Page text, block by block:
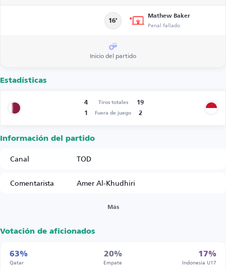
16’
Mathew Baker
Penal fallado
Inicio del partido
Estadísticas
4 Tiros totales
19
1
Fuera de juego 2
Información del partido
Canal
TOD
Comentarista
Amer Al-Khudhiri
Más
Votación de aficionados
63%
Qatar
20%
Empate
17%
Indonesia U17